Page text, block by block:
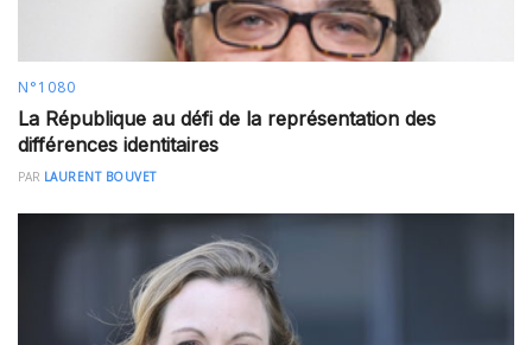
N°1080
La République au défi de la représentation des
différences identitaires
PAR LAURENT BOUVET